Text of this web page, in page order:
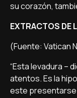
su corazón,
EXTRACTOS DE
(Fuente: Vatican
“Esta levadura –
atentos. Es la
este presentarse